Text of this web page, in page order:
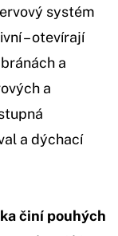
systém
– otevírají
a
a
a dýchací
činí pouhých